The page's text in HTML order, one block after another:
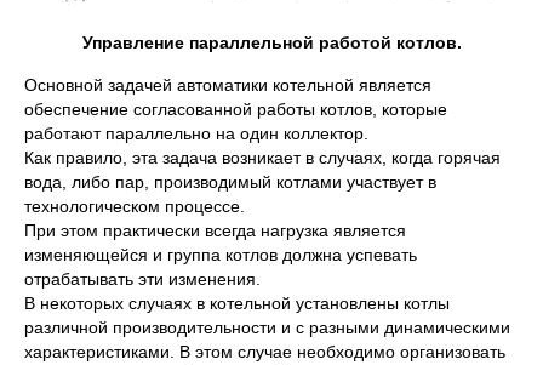
Управление параллельной работой котлов.
Основной задачей автоматики котельной является
обеспечение согласованной работы котлов, которые
работают параллельно на один коллектор.
Как правило, эта задача возникает в случаях, когда горячая
вода, либо пар, производимый котлами участвует в
технологическом процессе.
При этом практически всегда нагрузка является
изменяющейся и группа котлов должна успевать
отрабатывать эти изменения.
В некоторых случаях в котельной установлены котлы
различной производительности и с разными динамическими
характеристиками. В этом случае необходимо организовать